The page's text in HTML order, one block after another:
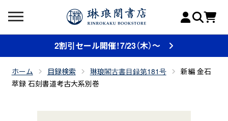
2割引セール開催！7/23（木）～
ホーム 目録検索 琳琅閣古書目録第181号
新編 金石
萃録 石刻書道考古大系別巻